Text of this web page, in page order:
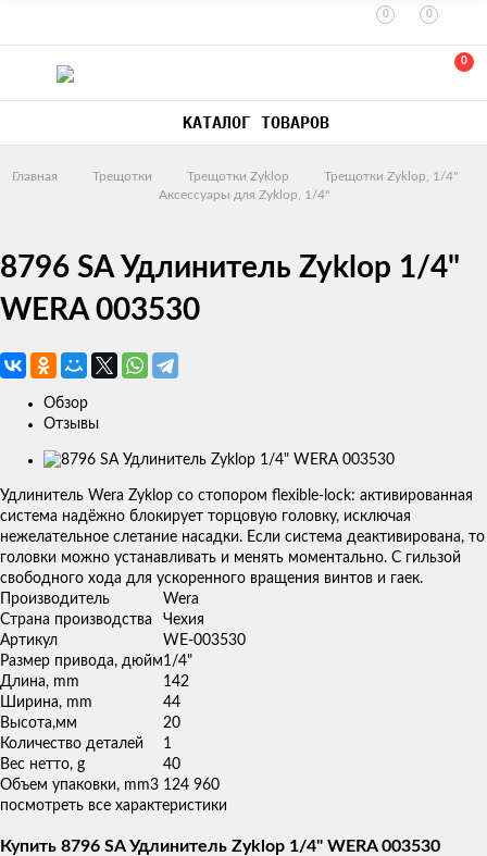
0 0
0
КАТАЛОГ ТОВАРОВ
Главная Трещотки Трещотки Zyklop
Трещотки Zyklop, 1/4"
Аксессуары для Zyklop, 1/4"
8796 SA Удлинитель Zyklop 1/4"
WERA 003530
Обзор
Отзывы
Изображения
товаров
Удлинитель Wera Zyklop со стопором flexible-lock: активированная
система надёжно блокирует торцовую головку, исключая
нежелательное слетание насадки. Если система деактивирована, то
головки можно устанавливать и менять моментально. С гильзой
свободного хода для ускоренного вращения винтов и гаек.
Производитель
Wera
Страна производства
Чехия
Артикул
WE-003530
Размер привода, дюйм1/4"
Длина, mm
142
Ширина, mm
44
Высота,мм
20
Количество деталей
1
Вес нетто, g
40
Объем упаковки, mm3 124 960
посмотреть все характеристики
Купить 8796 SA Удлинитель Zyklop 1/4" WERA 003530